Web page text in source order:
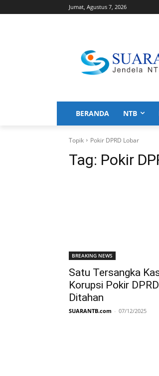
Jumat, Agustus 7, 2026
BERANDA NTB
Topik Pokir DPRD Lobar
Tag: Pokir
BREAKING NEWS
Satu Tersangka
Korupsi Pokir
Ditahan
SUARANTB.com - 07/12/2025